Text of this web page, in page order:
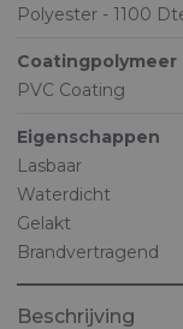
Polyester - 1100
Coatingpolymeer
PVC Coating
Eigenschappen
Lasbaar
Waterdicht
Gelakt
Brandvertragend
Beschrijving